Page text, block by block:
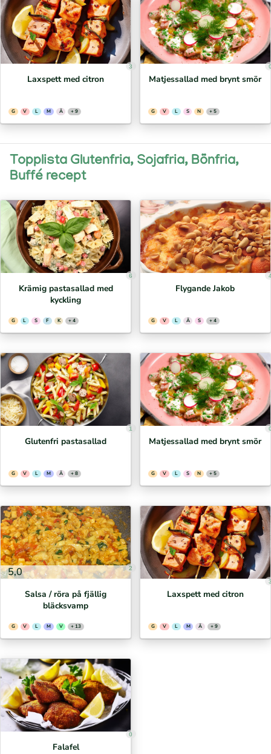
3
Laxspett med citron
G V L M Ä + 9
Matjessallad med brynt smör
G V L S N + 5
Topplista Glutenfria, Sojafria, Bönfria,
Buffé recept
6
Krämig pastasallad med
kyckling
G L S F K + 4
Flygande Jakob
G V L Ä S + 4
1
Glutenfri pastasallad
G V L M Ä + 8
Matjessallad med brynt smör
G V L S N + 5
5,0 2
Salsa / röra på fjällig
bläcksvamp
G V L M V + 13
Laxspett med citron
G V L M Ä + 9
0
Falafel